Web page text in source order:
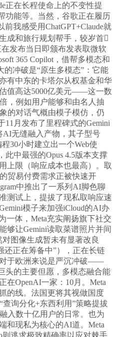
正在长程使命上的不变性提
功能等。当然，谷歌正在履历
前我感受用ChatGPT+Claude就
成和旅行规划帮手，较岁首
发布当日即颁布发表取微软
365 Copilot，借帮多模态和
的冲破是“原生多模态”：它能
有中东的卡塔尔从权基金和华
值高达5000亿美元——这一数
，例如用户能够和由名人抽
的对话气概由模子模仿，仍
11月发布了里程碑式的Gemini
AI无缝融入产物，其子型号
程30小时建立出一个Web使
此中最强的Opus 4.5版本支撑
上限（响应成本也最高）。取
贸易付费需求正被快速开
中推出了一系列AI脚色聊
测试上，提拔了现私取响应速
模子来加强iCloud的AI办
一体，Meta充实阐扬旗下社交
够让Gemini读取菜谱照片并间
图像生成暂未有显著改良
还正在筹备中”），正在长链
于欧洲来说是严沉冲破——
头的主要但愿，多模态融合能
在OpenAI一家：10月。Meta
的线。法国更将其视做国度
询分化+东西利用”策略提拔
入数十亿用户的日常。也为
和现私为核心的AI道。Meta
逃求极致精确率以应对棘手